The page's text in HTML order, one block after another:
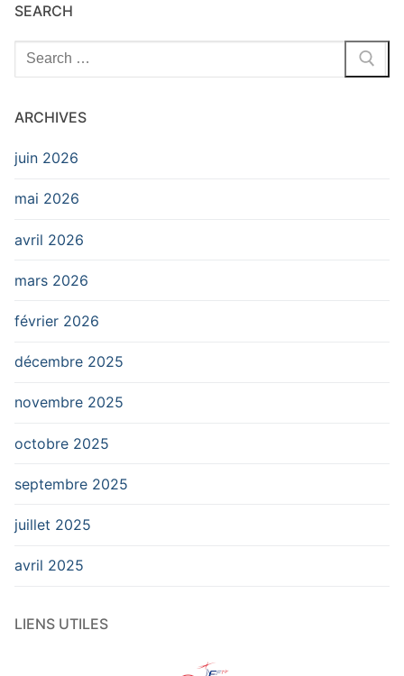
SEARCH
Rechercher
:
ARCHIVES
juin 2026
mai 2026
avril 2026
mars 2026
février 2026
décembre 2025
novembre 2025
octobre 2025
septembre 2025
juillet 2025
avril 2025
LIENS UTILES